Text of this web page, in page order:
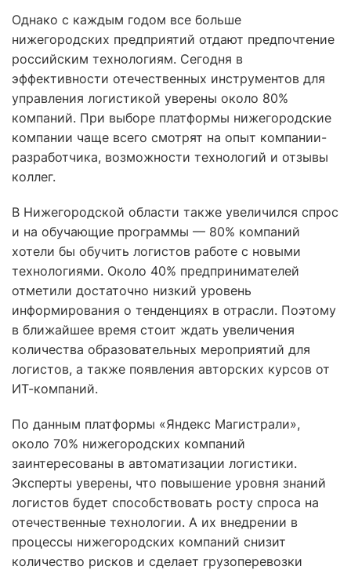
Однако с каждым годом все больше
нижегородских предприятий отдают предпочтение
российским технологиям. Сегодня в
эффективности отечественных инструментов для
управления логистикой уверены около 80%
компаний. При выборе платформы нижегородские
компании чаще всего смотрят на опыт компании-
разработчика, возможности технологий и отзывы
коллег.
В Нижегородской области также увеличился спрос
и на обучающие программы — 80% компаний
хотели бы обучить логистов работе с новыми
технологиями. Около 40% предпринимателей
отметили достаточно низкий уровень
информирования о тенденциях в отрасли. Поэтому
в ближайшее время стоит ждать увеличения
количества образовательных мероприятий для
логистов, а также появления авторских курсов от
ИТ-компаний.
По данным платформы «Яндекс Магистрали»,
около 70% нижегородских компаний
заинтересованы в автоматизации логистики.
Эксперты уверены, что повышение уровня знаний
логистов будет способствовать росту спроса на
отечественные технологии. А их внедрении в
процессы нижегородских компаний снизит
количество рисков и сделает грузоперевозки